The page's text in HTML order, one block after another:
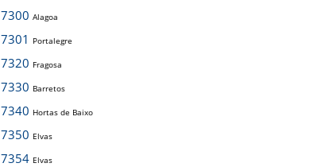
7300 Alagoa
7301 Portalegre
7320 Fragosa
7330 Barretos
7340 Hortas de Baixo
7350 Elvas
7354 Elvas